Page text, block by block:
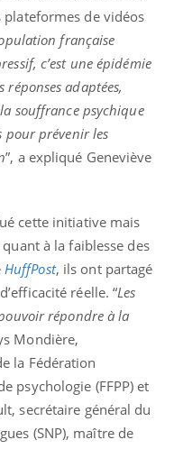
plateformes de vidéos
française
c’est une épidémie
réponses adaptées,
souffrance psychique
pour prévenir les
”, a expliqué Geneviève
cette initiative mais
à la faiblesse des
HuffPost, ils ont partagé
réelle. “Les
répondre à la
Mondière,
la Fédération
psychologie (FFPP) et
secrétaire général du
(SNP), maître de